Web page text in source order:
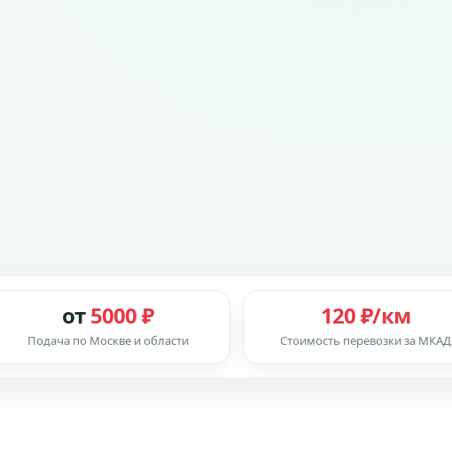
от5000 ₽
Подача по Москве и области
120 ₽/км
Стоимость перевозки за МКАД